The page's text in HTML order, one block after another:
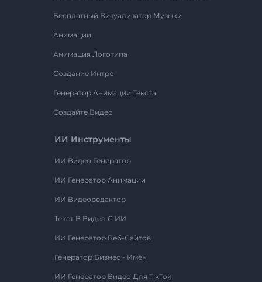
Бесплатный Визуализатор Музыки
Анимации
Анимация Логотипа
Создание Интро
Генератор Анимации Текста
Создайте Видео
ИИ Инструменты
ИИ Видео Генератор
ИИ Генератор Анимации
ИИ Видеоредактор
Текст В Видео С ИИ
ИИ Генератор Веб-Сайтов
Генератор Бизнес - Имён
ИИ Генератор Видео Для TikTok